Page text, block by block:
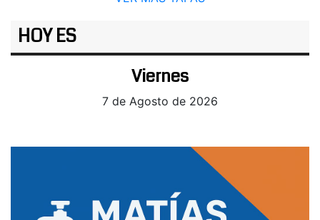
HOY ES
Viernes
7 de Agosto de 2026